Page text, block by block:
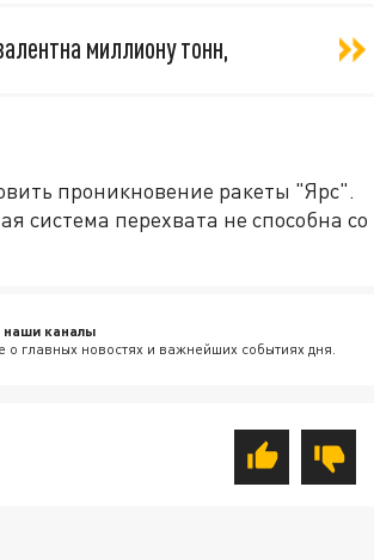
миллиону тонн,
проникновение ракеты "Ярс".
система перехвата не способна со
наши каналы
о главных новостях и важнейших событиях дня.